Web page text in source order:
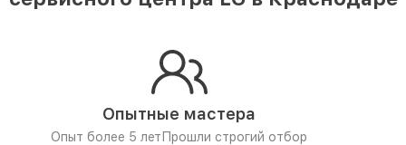
Опытные мастера
Опыт более 5 лет Прошли строгий отбор